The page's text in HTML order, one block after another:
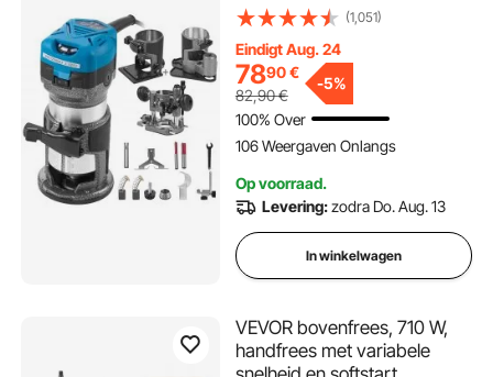
Kantelbasis Soft Start
(1,051)
Eindigt Aug. 24
7890€
82,90€
-5%
100% Over
106 Weergaven Onlangs
Op voorraad.
Levering:zodra Do. Aug. 13
In winkelwagen
VEVOR bovenfrees, 710 W,
handfrees met variabele